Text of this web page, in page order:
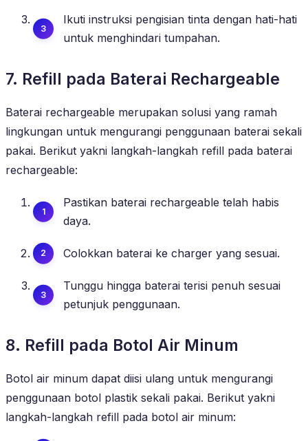
Ikuti instruksi pengisian tinta dengan hati-hati
untuk menghindari tumpahan.
7. Refill pada Baterai Rechargeable
Baterai rechargeable merupakan solusi yang ramah
lingkungan untuk mengurangi penggunaan baterai sekali
pakai. Berikut yakni langkah-langkah refill pada baterai
rechargeable:
Pastikan baterai rechargeable telah habis
daya.
Colokkan baterai ke charger yang sesuai.
Tunggu hingga baterai terisi penuh sesuai
petunjuk penggunaan.
8. Refill pada Botol Air Minum
Botol air minum dapat diisi ulang untuk mengurangi
penggunaan botol plastik sekali pakai. Berikut yakni
langkah-langkah refill pada botol air minum: